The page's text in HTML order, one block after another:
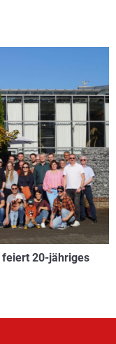
20-jähriges